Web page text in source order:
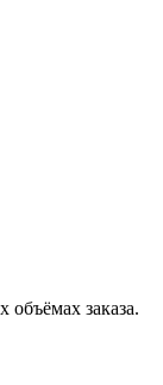
заказа.